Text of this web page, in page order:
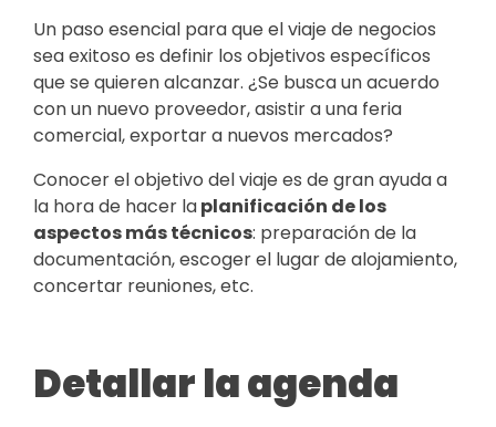
Un paso esencial para que el viaje de negocios
sea exitoso es definir los objetivos específicos
que se quieren alcanzar. ¿Se busca un acuerdo
con un nuevo proveedor, asistir a una feria
comercial, exportar a nuevos mercados?
Conocer el objetivo del viaje es de gran ayuda a
la hora de hacer laplanificación de los
aspectos más técnicos: preparación de la
documentación, escoger el lugar de alojamiento,
concertar reuniones, etc.
Detallar la agenda